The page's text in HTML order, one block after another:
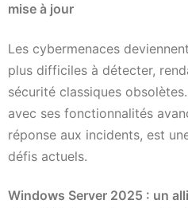
mise à jour
Les cybermenaces
plus difficiles à détecter,
sécurité classiques
avec ses fonctionnalités
réponse aux incidents, est
défis actuels.
Windows Server 2025 : un